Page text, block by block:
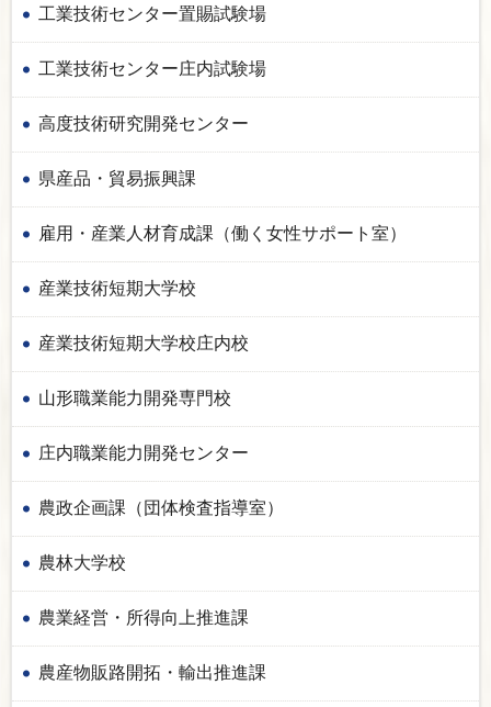
工業技術センター置賜試験場
工業技術センター庄内試験場
高度技術研究開発センター
県産品・貿易振興課
雇用・産業人材育成課（働く女性サポート室）
産業技術短期大学校
産業技術短期大学校庄内校
山形職業能力開発専門校
庄内職業能力開発センター
農政企画課（団体検査指導室）
農林大学校
農業経営・所得向上推進課
農産物販路開拓・輸出推進課